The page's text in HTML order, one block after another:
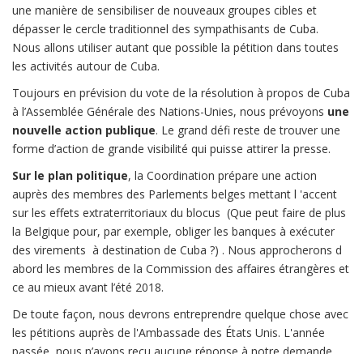
une manière de sensibiliser de nouveaux groupes cibles et
dépasser le cercle traditionnel des sympathisants de Cuba.
Nous allons utiliser autant que possible la pétition dans toutes
les activités autour de Cuba.
Toujours en prévision du vote de la résolution à propos de Cuba
à l’Assemblée Générale des Nations-Unies, nous prévoyons une
nouvelle action publique. Le grand défi reste de trouver une
forme d’action de grande visibilité qui puisse attirer la presse.
Sur le plan politique, la Coordination prépare une action
auprès des membres des Parlements belges mettant l 'accent
sur les effets extraterritoriaux du blocus (Que peut faire de plus
la Belgique pour, par exemple, obliger les banques à exécuter
des virements à destination de Cuba ?) . Nous approcherons d
abord les membres de la Commission des affaires étrangères et
ce au mieux avant l’été 2018.
De toute façon, nous devrons entreprendre quelque chose avec
les pétitions auprès de l'Ambassade des États Unis. L'année